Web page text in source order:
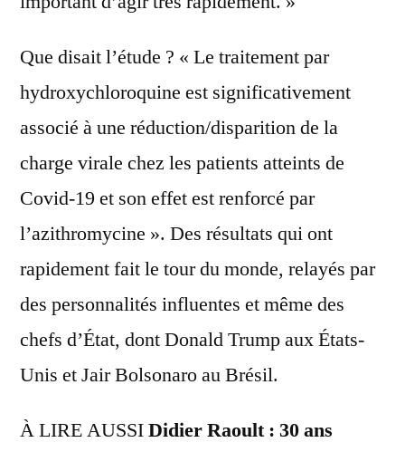
Que disait l’étude ? « Le traitement par
hydroxychloroquine est significativement
associé à une réduction/disparition de la
charge virale chez les patients atteints de
Covid-19 et son effet est renforcé par
l’azithromycine ». Des résultats qui ont
rapidement fait le tour du monde, relayés par
des personnalités influentes et même des
chefs d’État, dont Donald Trump aux États-
Unis et Jair Bolsonaro au Brésil.
À LIRE AUSSIDidier Raoult : 30 ans